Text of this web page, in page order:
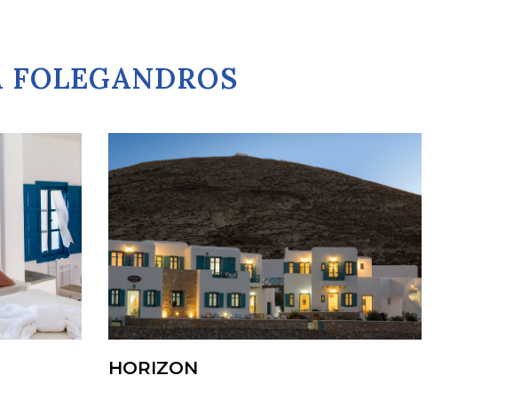
HORIZON